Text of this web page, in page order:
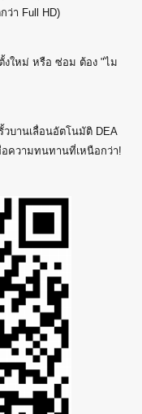
ว่า Full HD)
งใหม่ หรือ ซ่อม ต้อง "ไม
วบานเลื่อนอัตโนมัติ DEA
อความทนทานที่เหนือกว่า!